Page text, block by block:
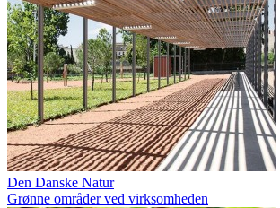
Den Danske Natur
Grønne områder ved virksomheden